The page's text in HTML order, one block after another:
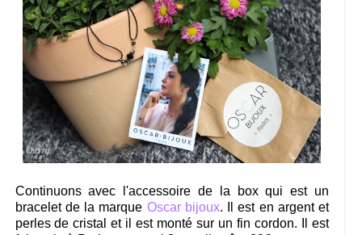
Continuons avec l'accessoire de la box qui est un
bracelet de la marque Oscar bijoux. Il est en argent et
perles de cristal et il est monté sur un fin cordon. Il est